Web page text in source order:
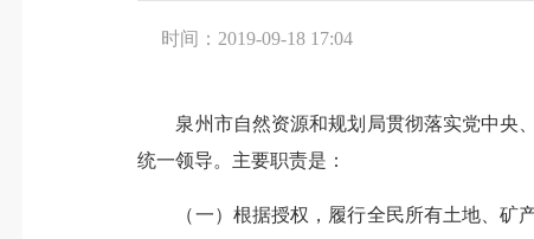
时间：2019-09-18 17:04
泉州市自然资源和规划局贯彻落实党中央、
统一领导。主要职责是：
（一）根据授权，履行全民所有土地、矿产